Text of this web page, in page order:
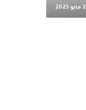
3 ذو القعدة 1444 هـ - 23 مايو 2023